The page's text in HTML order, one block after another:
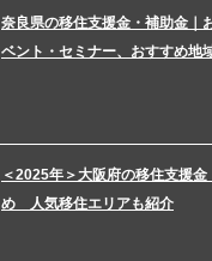
奈良県の移住支援金・補助金｜
ベント・セミナー、おすすめ地
＜2025年＞大阪府の移住支援金
め 人気移住エリアも紹介